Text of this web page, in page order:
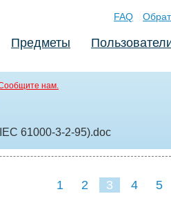
FAQ
Предметы
нам.
61000-3-2-95).doc
1 2 3 4 5